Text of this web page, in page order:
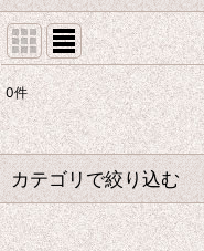
表示数:
並び順:
0件
カテゴリで絞り込む
さ行 コスプレ衣装 (全商品)